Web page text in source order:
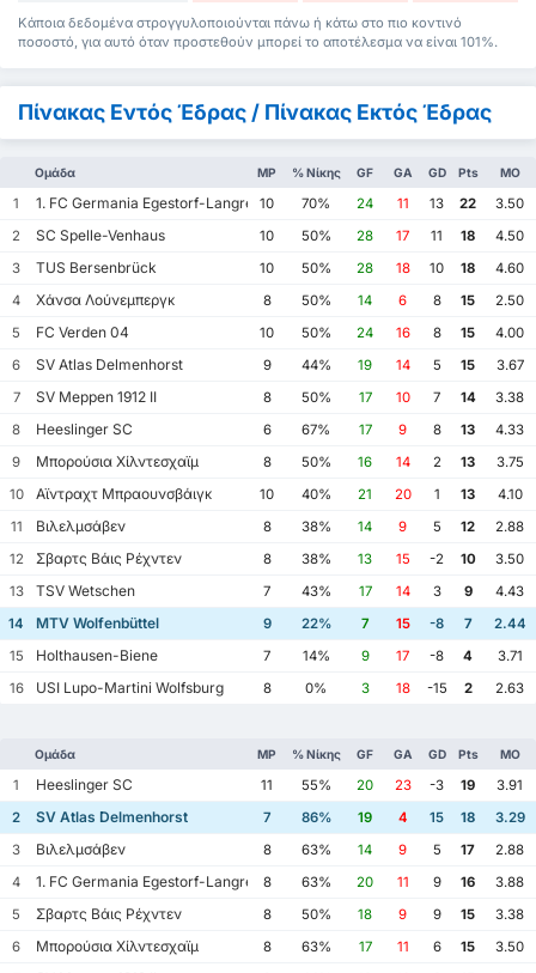
Κάποια δεδομένα στρογγυλοποιούνται πάνω ή κάτω στο πιο κοντινό
ποσοστό, για αυτό όταν προστεθούν μπορεί το αποτέλεσμα να είναι 101%.
Πίνακας Εντός Έδρας / Πίνακας Εκτός Έδρας
Ομάδα MP % Νίκης GF GA GD Pts ΜΟ
1 1. FC Germania Egestorf-Langreder
10 70% 24 11 13 22
3.50
2
SC Spelle-Venhaus 10 50% 28 17 11 18
4.50
3
TUS Bersenbrück 10 50% 28 18 10 18
4.60
4
Χάνσα Λούνεμπεργκ 8 50% 14 6 8 15
2.50
5
FC Verden 04 10 50% 24 16 8 15
4.00
6
SV Atlas Delmenhorst 9 44% 19 14 5 15
3.67
7
SV Meppen 1912 II 8 50% 17 10 7 14
3.38
8
Heeslinger SC 6 67% 17 9 8 13
4.33
9
Μπορούσια Χίλντεσχαϊμ 8 50% 16 14 2 13
3.75
10
Αϊντραχτ Μπραουνσβάιγκ 10 40% 21 20 1 13
4.10
11
Βιλελμσάβεν 8 38% 14 9 5 12
2.88
12
Σβαρτς Βάις Ρέχντεν 8 38% 13 15 -2 10
3.50
13
TSV Wetschen 7 43% 17 14 3 9
4.43
14
MTV Wolfenbüttel 9 22% 7 15 -8 7
2.44
15
Holthausen-Biene 7 14% 9 17 -8 4
3.71
16
USI Lupo-Martini Wolfsburg 8 0% 3 18 -15 2 2.63
Ομάδα MP % Νίκης GF GA GD Pts ΜΟ
1 Heeslinger SC 11 55% 20 23 -3 19
3.91
2
SV Atlas Delmenhorst 7 86% 19 4 15 18
3.29
3
Βιλελμσάβεν 8 63% 14 9 5 17
2.88
4
1. FC Germania Egestorf-Langreder
8 63% 20 11 9 16
3.88
5
Σβαρτς Βάις Ρέχντεν 8 50% 18 9 9 15
3.38
6
Μπορούσια Χίλντεσχαϊμ 8 63% 17 11 6 15
3.50